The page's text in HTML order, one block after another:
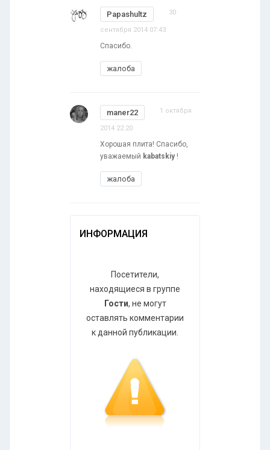
Papashultz 30
сентября 2014 07:43
Спасибо.
жалоба
maner22 1 октября
2014 22:20
Хорошая плита! Спасибо,
уважаемый kabatskiy!
жалоба
ИНФОРМАЦИЯ
Посетители,
находящиеся в группе
Гости, не могут
оставлять комментарии
к данной публикации.